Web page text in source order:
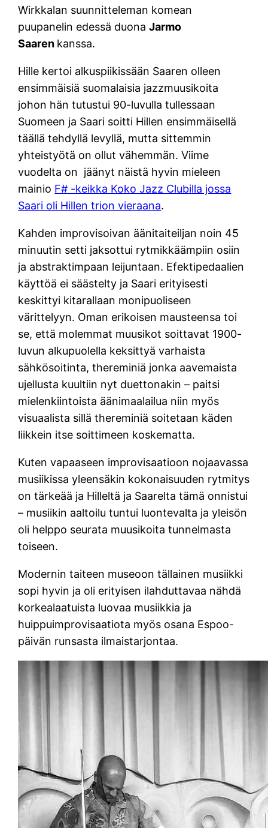
Wirkkalan suunnitteleman komean
puupanelin edessä duonaJarmo
Saaren kanssa.
Hille kertoi alkuspiikissään Saaren olleen
ensimmäisiä suomalaisia jazzmuusikoita
johon hän tutustui 90-luvulla tullessaan
Suomeen ja Saari soitti Hillen ensimmäisellä
täällä tehdyllä levyllä, mutta sittemmin
yhteistyötä on ollut vähemmän. Viime
vuodelta on jäänyt näistä hyvin mieleen
mainio F# -keikka Koko Jazz Clubilla jossa
Saari oli Hillen trion vieraana.
Kahden improvisoivan äänitaiteiljan noin 45
minuutin setti jaksottui rytmikkäämpiin osiin
ja abstraktimpaan leijuntaan. Efektipedaalien
käyttöä ei säästelty ja Saari erityisesti
keskittyi kitarallaan monipuoliseen
värittelyyn. Oman erikoisen mausteensa toi
se, että molemmat muusikot soittavat 1900-
luvun alkupuolella keksittyä varhaista
sähkösoitinta, thereminiä jonka aavemaista
ujellusta kuultiin nyt duettonakin – paitsi
mielenkiintoista äänimaalailua niin myös
visuaalista sillä thereminiä soitetaan käden
liikkein itse soittimeen koskematta.
Kuten vapaaseen improvisaatioon nojaavassa
musiikissa yleensäkin kokonaisuuden rytmitys
on tärkeää ja Hilleltä ja Saarelta tämä onnistui
– musiikin aaltoilu tuntui luontevalta ja yleisön
oli helppo seurata muusikoita tunnelmasta
toiseen.
Modernin taiteen museoon tällainen musiikki
sopi hyvin ja oli erityisen ilahduttavaa nähdä
korkealaatuista luovaa musiikkia ja
huippuimprovisaatiota myös osana Espoo-
päivän runsasta ilmaistarjontaa.